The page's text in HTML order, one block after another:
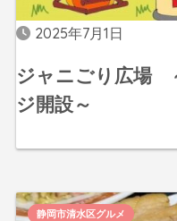
2025年7月1日
ジャニごり広場
ジ開設～
静岡市清水区グルメ